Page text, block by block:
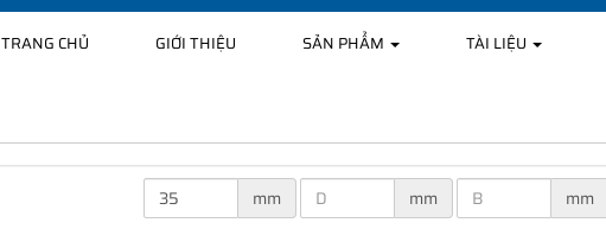
TRANG CHỦ GIỚI THIỆU SẢN PHẨM TÀI LIỆU
mm mm mm